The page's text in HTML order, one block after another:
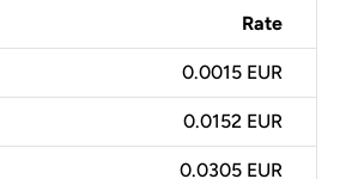
Rate
0.0015 EUR
0.0152 EUR
0.0305 EUR